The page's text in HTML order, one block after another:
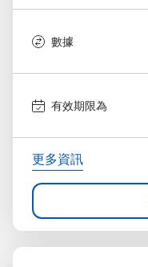
數據
有效期限為
更多資訊